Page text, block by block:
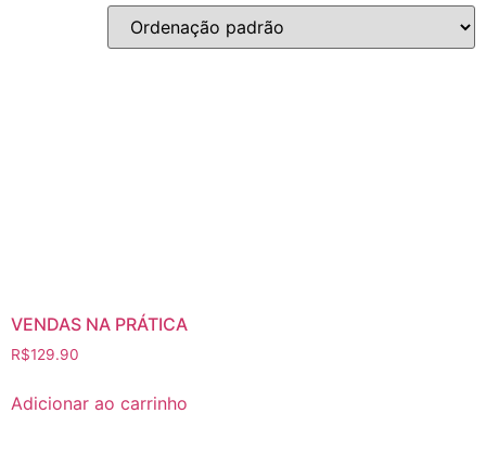
VENDAS NA PRÁTICA
R$129.90
Adicionar ao carrinho